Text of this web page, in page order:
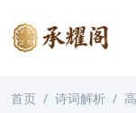
首页 诗词解析